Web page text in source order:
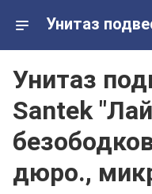
Унитаз
Santek
дюро.,